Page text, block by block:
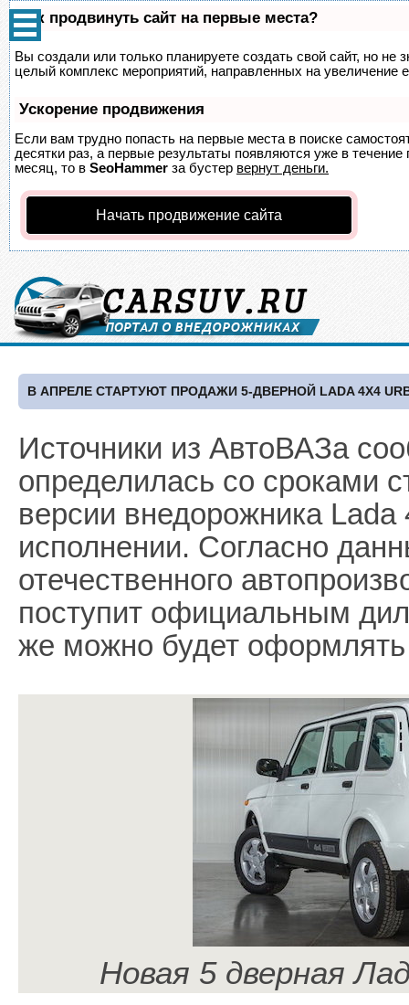
Как продвинуть сайт на первые места?
Вы создали или только планируете создать свой сайт, но не
целый комплекс мероприятий, направленных на увеличение
Ускорение продвижения
Если вам трудно попасть на первые места в поиске
десятки раз, а первые результаты появляются уже в
месяц, то в SeoHammer за бустер вернут деньги.
Начать продвижение сайта
В АПРЕЛЕ СТАРТУЮТ ПРОДАЖИ 5-ДВЕРНОЙ LADA 4Х4
Источники из АвтоВАЗа
определилась со сроками
версии внедорожника
исполнении. Согласно
отечественного
поступит официальным
же можно будет оформлять
Новая 5 дверная